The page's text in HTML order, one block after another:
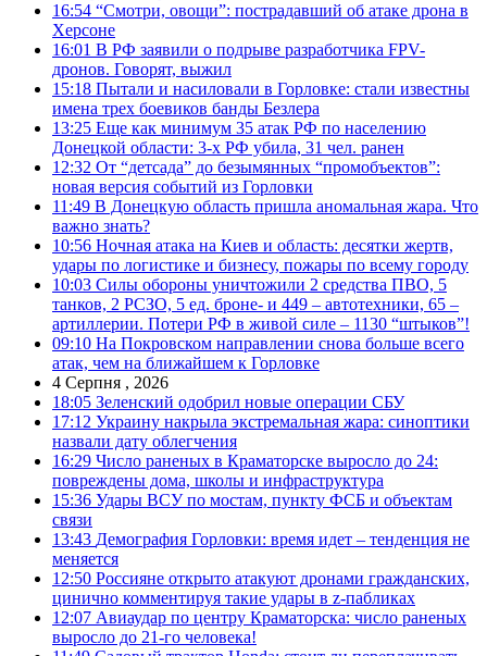
16:54 “Смотри, овощи”: пострадавший об атаке дрона в
Херсоне
16:01 В РФ заявили о подрыве разработчика FPV-
дронов. Говорят, выжил
15:18 Пытали и насиловали в Горловке: стали известны
имена трех боевиков банды Безлера
13:25 Еще как минимум 35 атак РФ по населению
Донецкой области: 3-х РФ убила, 31 чел. ранен
12:32 От “детсада” до безымянных “промобъектов”:
новая версия событий из Горловки
11:49 В Донецкую область пришла аномальная жара. Что
важно знать?
10:56 Ночная атака на Киев и область: десятки жертв,
удары по логистике и бизнесу, пожары по всему городу
10:03 Силы обороны уничтожили 2 средства ПВО, 5
танков, 2 РСЗО, 5 ед. броне- и 449 – автотехники, 65 –
артиллерии. Потери РФ в живой силе – 1130 “штыков”!
09:10 На Покровском направлении снова больше всего
атак, чем на ближайшем к Горловке
4 Серпня , 2026
18:05 Зеленский одобрил новые операции СБУ
17:12 Украину накрыла экстремальная жара: синоптики
назвали дату облегчения
16:29 Число раненых в Краматорске выросло до 24:
повреждены дома, школы и инфраструктура
15:36 Удары ВСУ по мостам, пункту ФСБ и объектам
связи
13:43 Демография Горловки: время идет – тенденция не
меняется
12:50 Россияне открыто атакуют дронами гражданских,
цинично комментируя такие удары в z-пабликах
12:07 Авиаудар по центру Краматорска: число раненых
выросло до 21-го человека!